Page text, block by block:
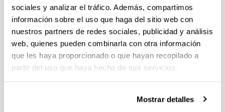
sociales y analizar el tráfico. Además, compartimos
información sobre el uso que haga del sitio web con
nuestros partners de redes sociales, publicidad y análisis
web, quienes pueden combinarla con otra información
que les haya proporcionado o que hayan recopilado a
partir del uso que haya hecho de sus servicios.
Mostrar detalles
Grupos de investigación
Grupos en la Facultad de Ciencia y
Tecnología
Ingeniería Química en Energía y Medio Ambiente
Procesos Catalíticos y Valorización de Residuos